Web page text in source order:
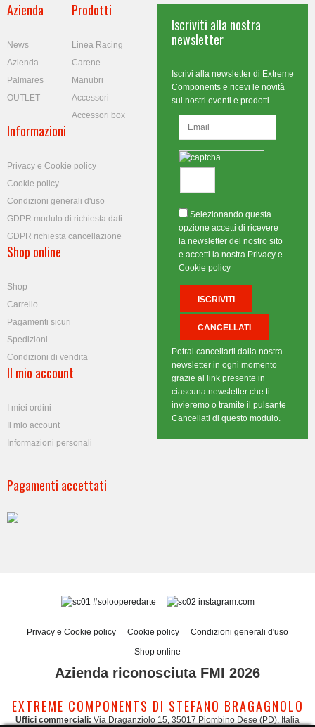
Azienda
News
Azienda
Palmares
OUTLET
Prodotti
Linea Racing
Carene
Manubri
Accessori
Accessori box
Informazioni
Privacy e Cookie policy
Cookie policy
Condizioni generali d'uso
GDPR modulo di richiesta dati
GDPR richiesta cancellazione
Shop online
Shop
Carrello
Pagamenti sicuri
Spedizioni
Condizioni di vendita
Il mio account
I miei ordini
Il mio account
Informazioni personali
Pagamenti accettati
Iscriviti alla nostra
newsletter
Iscrivi alla newsletter di Extreme
Components e ricevi le novità
sui nostri eventi e prodotti.
Selezionando questa
opzione accetti di ricevere
la newsletter del nostro sito
e accetti la nostra Privacy e
Cookie policy
Potrai cancellarti dalla nostra
newsletter in ogni momento
grazie al link presente in
ciascuna newsletter che ti
invieremo o tramite il pulsante
Cancellati di questo modulo.
#solooperedarte instagram.com
Privacy e Cookie policy Cookie policy
Condizioni generali d'uso
Shop online
Azienda riconosciuta FMI 2026
EXTREME COMPONENTS DI STEFANO BRAGAGNOLO
Uffici commerciali: Via Draganziolo 15, 35017 Piombino Dese (PD), Italia